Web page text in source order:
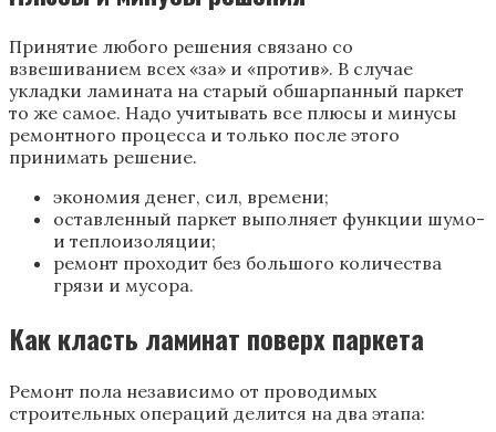
Принятие любого решения связано со
взвешиванием всех «за» и «против». В случае
укладки ламината на старый обшарпанный паркет
то же самое. Надо учитывать все плюсы и минусы
ремонтного процесса и только после этого
принимать решение.
экономия денег, сил, времени;
оставленный паркет выполняет функции шумо-
и теплоизоляции;
ремонт проходит без большого количества
грязи и мусора.
Как класть ламинат поверх паркета
Ремонт пола независимо от проводимых
строительных операций делится на два этапа: